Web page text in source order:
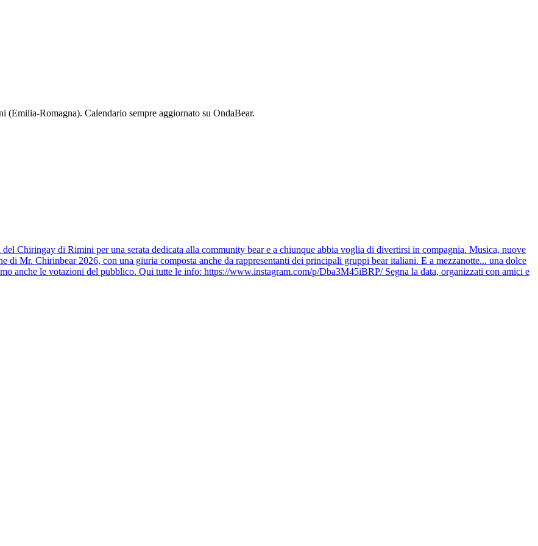
(Emilia-Romagna). Calendario sempre aggiornato su OndaBear.
Chiringay di Rimini per una serata dedicata alla community bear e a chiunque abbia voglia di divertirsi in compagnia. Musica, nuove
di Mr. Chirinbear 2026, con una giuria composta anche da rappresentanti dei principali gruppi bear italiani. E a mezzanotte... una dolce
anche le votazioni del pubblico. Qui tutte le info: https://www.instagram.com/p/Dba3M45iBRP/ Segna la data, organizzati con amici e